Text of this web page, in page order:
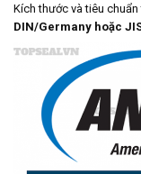
Kích thước và tiêu
DIN/Germany hoặc